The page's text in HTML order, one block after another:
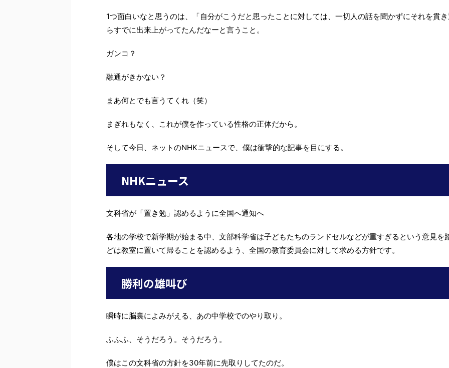
1つ面白いなと思うのは、「自分がこうだと思ったことに対しては、一切人の話を聞かずにそれを貫
らすでに出来上がってたんだなーと言うこと。
ガンコ？
融通がきかない？
まあ何とでも言うてくれ（笑）
まぎれもなく、これが僕を作っている性格の正体だから。
そして今日、ネットのNHKニュースで、僕は衝撃的な記事を目にする。
NHKニュース
文科省が「置き勉」認めるように全国へ通知へ
各地の学校で新学期が始まる中、文部科学省は子どもたちのランドセルなどが重すぎるという意見を
どは教室に置いて帰ることを認めるよう、全国の教育委員会に対して求める方針です。
勝利の雄叫び
瞬時に脳裏によみがえる、あの中学校でのやり取り。
ふふふ、そうだろう。そうだろう。
僕はこの文科省の方針を30年前に先取りしてたのだ。